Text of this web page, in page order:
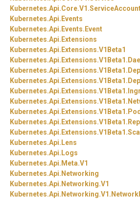
Kubernetes.Api.Core.V1.
Kubernetes.Api. Events
Kubernetes.Api. Events. Event
Kubernetes.Api. Extensions
Kubernetes.Api. Extensions.V1Beta1
Kubernetes.Api. Extensions.V1Beta1.
Kubernetes.Api. Extensions.V1Beta1.
Kubernetes.Api. Extensions.V1Beta1.
Kubernetes.Api. Extensions.V1Beta1.
Kubernetes.Api. Extensions.V1Beta1.
Kubernetes.Api. Extensions.V1Beta1.
Kubernetes.Api. Extensions.V1Beta1.
Kubernetes.Api. Extensions.V1Beta1.
Kubernetes.Api. Lens
Kubernetes.Api. Logs
Kubernetes.Api. Meta.V1
Kubernetes.Api. Networking
Kubernetes.Api. Networking.V1
Kubernetes.Api. Networking.V1.